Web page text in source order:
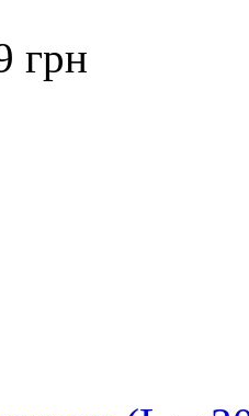
грн